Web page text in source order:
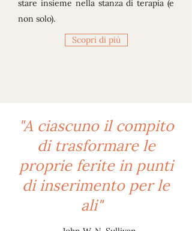
stare insieme nella stanza di terapia (e
non solo).
Scopri di più
"A ciascuno il compito
di trasformare le
proprie ferite in punti
di inserimento per le
ali"